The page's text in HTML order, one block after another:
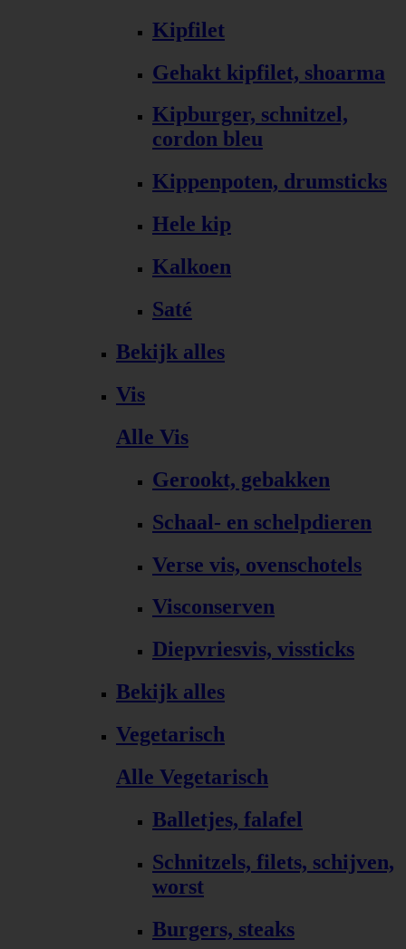
Kipfilet
Gehakt kipfilet, shoarma
Kipburger, schnitzel,
cordon bleu
Kippenpoten, drumsticks
Hele kip
Kalkoen
Saté
Bekijk alles
Vis
Alle Vis
Gerookt, gebakken
Schaal- en schelpdieren
Verse vis, ovenschotels
Visconserven
Diepvriesvis, vissticks
Bekijk alles
Vegetarisch
Alle Vegetarisch
Balletjes, falafel
Schnitzels, filets, schijven,
worst
Burgers, steaks